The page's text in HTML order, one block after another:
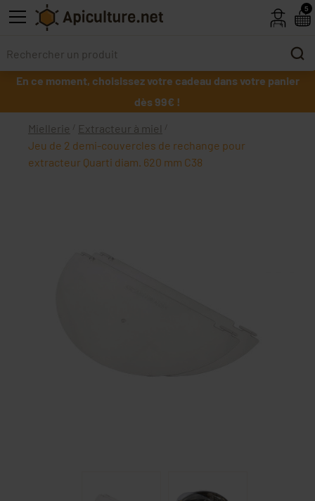
Skip to main content
En ce moment, choisissez votre cadeau dans votre panier
dès 99€ !
Miellerie
Extracteur à miel
Jeu de 2 demi-couvercles de rechange pour
extracteur Quarti diam. 620 mm C38
5